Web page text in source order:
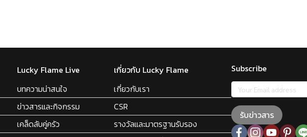
Lucky Flame Live
บทความน่าสนใจ
ข่าวสารและกิจกรรม
เคล็ดลับคู่ครัว
เกี่ยวกับ Lucky Flame
เกี่ยวกับเรา
CSR
รางวัลและมาตรฐานรับรอง
Subscribe
รับข่าวสาร